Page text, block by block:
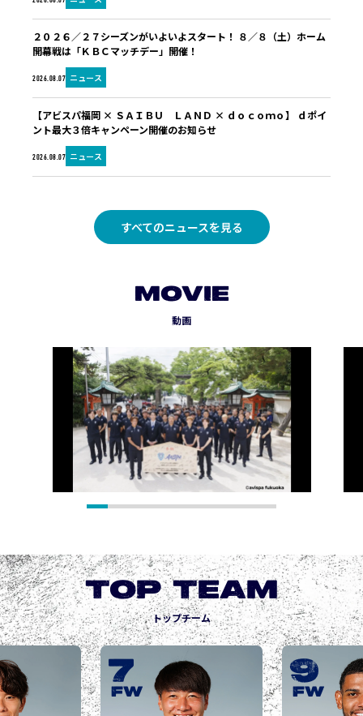
2026.08.07 ニュース
２０２６／２７シーズンがいよいよスタート！ ８／８（土）ホーム
開幕戦は「ＫＢＣマッチデー」開催！
2026.08.07 ニュース
【アビスパ福岡 × ＳＡＩＢＵ ＬＡＮＤ × ｄｏｃｏｍｏ】 ｄポイ
ント最大３倍キャンペーン開催のお知らせ
すべてのニュースを見る
MOVIE
動画
TOP TEAM
トップチーム
9
FW
城後 寿
JOGO Hisashi
10
FW